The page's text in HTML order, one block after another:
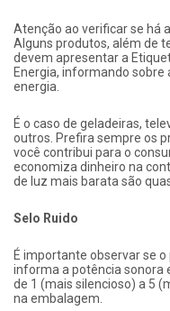
Atenção ao verificar se há
Alguns produtos, além de
devem apresentar a
Energia, informando sobre
energia.
É o caso de geladeiras,
outros. Prefira sempre os
você contribui para o
economiza dinheiro na
de luz mais barata são
Selo Ruido
É importante observar se o
informa a potência sonora
de 1 (mais silencioso) a 5
na embalagem.